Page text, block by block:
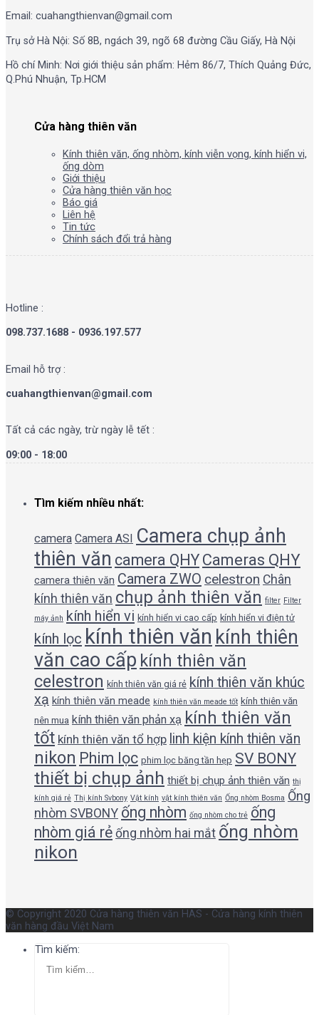
Email: cuahangthienvan@gmail.com
Trụ sở Hà Nội: Số 8B, ngách 39, ngõ 68 đường Cầu Giấy, Hà Nội
Hồ chí Minh: Nơi giới thiệu sản phẩm: Hẻm 86/7, Thích Quảng Đức,
Q.Phú Nhuận, Tp.HCM
Cửa hàng thiên văn
Kính thiên văn, ống nhòm, kính viễn vọng, kính hiển vi,
ống dòm
Giới thiệu
Cửa hàng thiên văn học
Báo giá
Liên hệ
Tin tức
Chính sách đổi trả hàng
Hotline :
098.737.1688 - 0936.197.577
Email hỗ trợ :
cuahangthienvan@gmail.com
Tất cả các ngày, trừ ngày lễ tết :
09:00 - 18:00
Tìm kiếm nhiều nhất:
camera Camera ASI Camera chụp ảnh
thiên văn camera QHY Cameras QHY
camera thiên văn Camera ZWO celestron Chân
kính thiên văn chụp ảnh thiên văn filter Filter
máy ảnh kính hiển vi kính hiển vi cao cấp kính hiển vi điện tử
kính lọc kính thiên văn kính thiên
văn cao cấp kính thiên văn
celestron kính thiên văn giá rẻ kính thiên văn khúc
xạ kính thiên văn meade kính thiên văn meade tốt kính thiên văn
nên mua kính thiên văn phản xạ kính thiên văn
tốt kính thiên văn tổ hợp linh kiện kính thiên văn
nikon Phim lọc phim lọc băng tần hẹp SV BONY
thiết bị chụp ảnh thiết bị chụp ảnh thiên văn thị
kính giá rẻ Thị kính Svbony Vật kính vật kính thiên văn Ống nhòm Bosma Ống
nhòm SVBONY ống nhòm ống nhòm cho trẻ ống
nhòm giá rẻ ống nhòm hai mắt ống nhòm
nikon
© Copyright 2020 Cửa hàng thiên văn HAS - Cửa hàng kính thiên
văn hàng đầu Việt Nam
Tìm kiếm: